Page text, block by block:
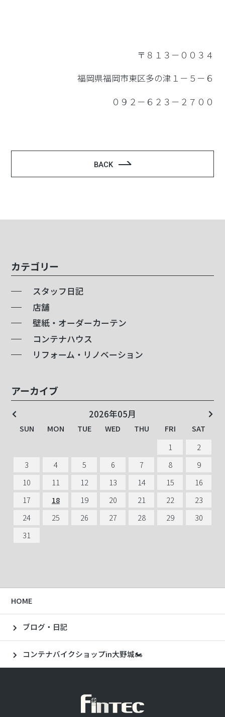
〒８１３－００３４
福岡県福岡市東区多の津１－５－６
０９２－６２３－２７００
BACK
カテゴリー
スタッフ日記
店舗
壁紙・オーダーカーテン
コンテナハウス
リフォーム・リノベーション
アーカイブ
2026年05月
SUN MON TUE WED THU FRI
SAT
1
2
3 4 5 6 7
8
9
10 11 12 13 14
15
16
17 18 19 20 21
22
23
24 25 26 27 28
29
30
SUN MON TUE WED THU FRI
SAT
4
5
6
7 8 9 10 11
12
13
14 15 16 17 18
19
20
21 22 23 24 25
26
27
28
SUN MON TUE WED THU FRI
SAT
4
5
6
7 8 9 10 11
12
13
14 15 16 17 18
19
20
21 22 23 24 25
26
27
28 29 30 31
SUN MON TUE WED THU FRI
SAT
6
7
8
9 10 11 12 13
14
15
16 17 18 19 20
21
22
23 24 25 26 27
28
29
30 31
SUN MON TUE WED THU FRI
SAT
6
7
8
9 10 11 12 13
14
15
16 17 18 19 20
21
22
23 24 25 26 27
28
29
30 31
SUN MON TUE WED THU FRI
SAT
3
4
5
6 7 8 9 10
11
12
13 14 15 16 17
18
19
20 21 22 23 24
25
26
27 28
SUN MON TUE WED THU FRI
SAT
3
4
5
6 7 8 9 10
11
12
13 14 15 16 17
18
19
20 21 22 23 24
25
26
27 28 29 30 31
SUN MON TUE WED THU FRI
SAT
5
6
7
8 9 10 11 12
13
14
15 16 17 18 19
20
21
22 23 24 25 26
27
28
29 30 31
SUN MON TUE WED THU FRI
SAT
5
6
7
8 9 10 11 12
13
14
15 16 17 18 19
20
21
22 23 24 25 26
27
28
29 30 31
SUN MON TUE WED THU FRI
SAT
2
3
4
5 6 7 8 9
10
11
12 13 14 15 16
17
18
19 20 21 22 23
24
25
26 27 28 29
SUN MON TUE WED THU FRI
SAT
1
2
3
4 5 6 7 8
9
10
11 12 13 14 15
16
17
18 19 20 21 22
23
24
25 26 27 28 29
30
31
SUN MON TUE WED THU FRI
SAT
3
4
5
6 7 8 9 10
11
12
13 14 15 16 17
18
19
20 21 22 23 24
25
26
27 28 29 30 31
SUN MON TUE WED THU FRI
SAT
3
4
5
6 7 8 9 10
11
12
13 14 15 16 17
18
19
20 21 22 23 24
25
26
27 28 29 30 31
SUN MON TUE WED THU FRI
SAT
1
2
3 4 5 6 7
8
9
10 11 12 13 14
15
16
17 18 19 20 21
22
23
24 25 26 27 28
SUN MON TUE WED THU FRI
SAT
1
2
3 4 5 6 7
8
9
10 11 12 13 14
15
16
17 18 19 20 21
22
23
24 25 26 27 28
29
30
SUN MON TUE WED THU FRI
SAT
2
3
4
5 6 7 8 9
10
11
12 13 14 15 16
17
18
19 20 21 22 23
24
25
26 27 28 29 30 31
SUN MON TUE WED THU FRI
SAT
2
3
4
5 6 7 8 9
10
11
12 13 14 15 16
17
18
19 20 21 22 23
24
25
26 27 28 29 30 31
SUN MON TUE WED THU FRI
SAT
6
7
8
9 10 11 12 13
14
15
16 17 18 19 20
21
22
23 24 25 26 27 28
SUN MON TUE WED THU FRI
SAT
6
7
8
9 10 11 12 13
14
15
16 17 18 19 20
21
22
23 24 25 26 27
28
29
30 31
SUN MON TUE WED THU FRI
SAT
1
2
3
4 5 6 7 8
9
10
11 12 13 14 15
16
17
18 19 20 21 22
23
24
25 26 27 28 29
30
31
HOME
ブログ・日記
コンテナバイクショップin大野城🏍